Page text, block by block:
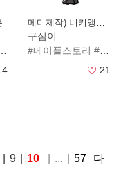
아
#도원경 #자강 #영감
메디제작) 니키앵글러티콘
구심이
#메이플스토리 #메이플
21
9 10 ... 57
다